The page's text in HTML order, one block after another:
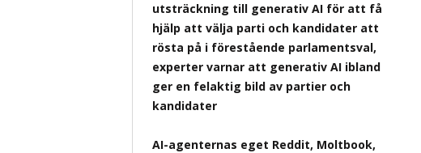
utsträckning till generativ AI för att få
hjälp att välja parti och kandidater att
rösta på i förestående parlamentsval,
experter varnar att generativ AI ibland
ger en felaktig bild av partier och
kandidater
AI-agenternas eget Reddit, Moltbook,